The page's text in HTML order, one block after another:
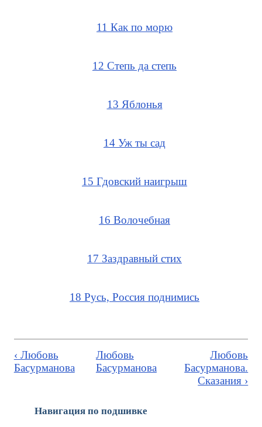
Навигация по подшивке
11 Как по морю
12 Степь да степь
13 Яблонья
14 Уж ты сад
15 Гдовский наигрыш
16 Волочебная
17 Заздравный стих
18 Русь, Россия поднимись
‹ Любовь
Басурманова
Любовь
Басурманова
Любовь
Басурманова.
Сказания ›